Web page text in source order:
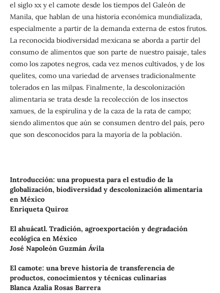
el siglo xx y el camote desde los tiempos del Galeón de
Manila, que hablan de una historia económica mundializada,
especialmente a partir de la demanda externa de estos frutos.
La reconocida biodiversidad mexicana se aborda a partir del
consumo de alimentos que son parte de nuestro paisaje, tales
como los zapotes negros, cada vez menos cultivados, y de los
quelites, como una variedad de arvenses tradicionalmente
tolerados en las milpas. Finalmente, la descolonización
alimentaria se trata desde la recolección de los insectos
xamues, de la espirulina y de la caza de la rata de campo;
siendo alimentos que aún se consumen dentro del país, pero
que son desconocidos para la mayoría de la población.
Introducción: una propuesta para el estudio de la
globalización, biodiversidad y descolonización alimentaria
en México
Enriqueta Quiroz
El ahuácatl. Tradición, agroexportación y degradación
ecológica en México
José Napoleón Guzmán Ávila
El camote: una breve historia de transferencia de
productos, conocimientos y técnicas culinarias
Blanca Azalia Rosas Barrera